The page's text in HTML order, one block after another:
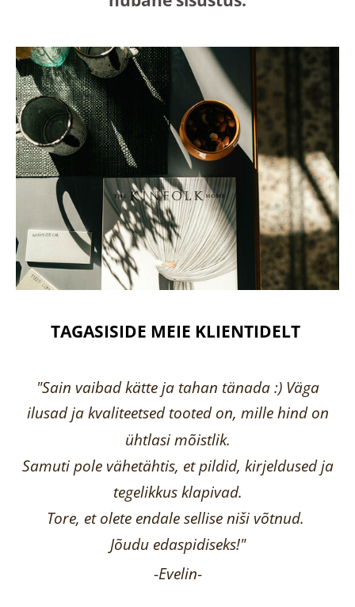
TAGASISIDE MEIE KLIENTIDELT
"Sain vaibad kätte ja tahan tänada :) Väga
ilusad ja kvaliteetsed tooted on, mille hind on
ühtlasi mõistlik.
Samuti pole vähetähtis, et pildid, kirjeldused ja
tegelikkus klapivad.
Tore, et olete endale sellise niši võtnud.
Jõudu edaspidiseks!"
-Evelin-